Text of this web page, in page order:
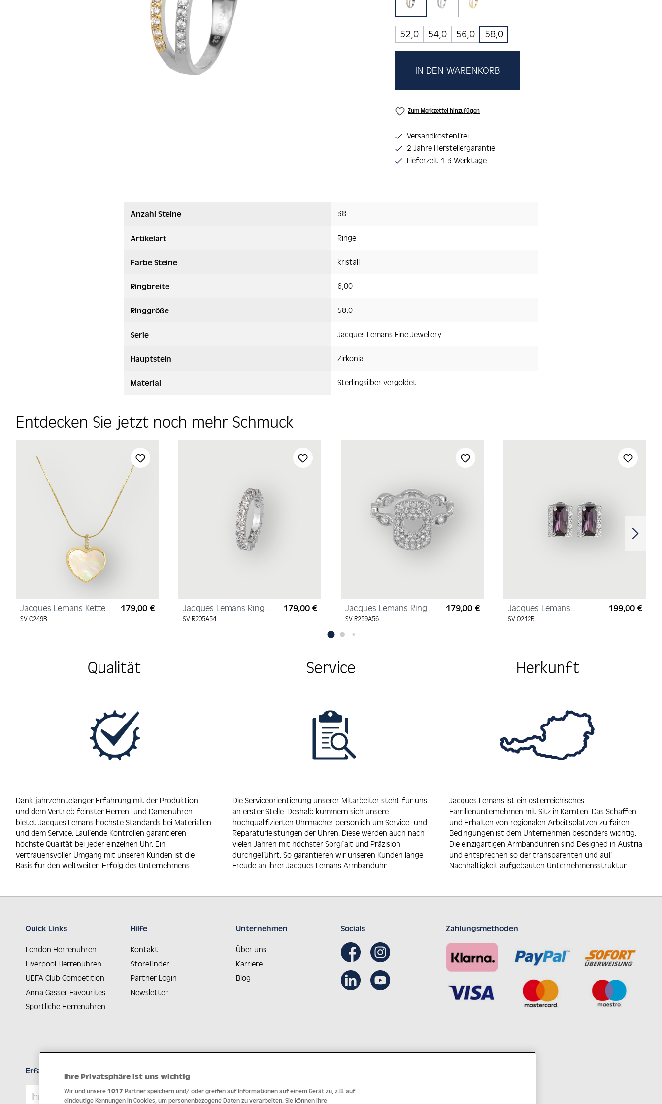
Bicolor White/Black
(Diese Option ist zurzeit nicht verfügbar.)
kristall
(Diese Option ist zurzeit nicht verfügbar.)
52,0 54,0 56,0 58,0
IN DEN WARENKORB
Zum Merkzettel hinzufügen
Versandkostenfrei
2 Jahre Herstellergarantie
Lieferzeit 1-3 Werktage
Anzahl Steine 38
Artikelart Ringe
Farbe Steine kristall
Ringbreite 6,00
Ringgröße 58,0
Serie Jacques Lemans Fine Jewellery
Hauptstein Zirkonia
Material Sterlingsilber vergoldet
Entdecken Sie jetzt noch mehr Schmuck
Jacques Lemans Kette
"Herz" Sterlingsilber
SV-C249B
Regulärer Preis:
179,00 €
Jacques Lemans Ring
Sterlingsilber mit
SV-R205A54
Regulärer Preis:
179,00 €
Jacques Lemans Ring
"Herz" Sterlingsilber mit
SV-R259A56
Regulärer Preis:
179,00 €
Jacques Lemans
Ohrstecker
SV-O212B
199,00 €
Qualität
Dank jahrzehntelanger Erfahrung mit der Produktion
und dem Vertrieb feinster Herren- und Damenuhren
bietet Jacques Lemans höchste Standards bei Materialien
und dem Service. Laufende Kontrollen garantieren
höchste Qualität bei jeder einzelnen Uhr. Ein
vertrauensvoller Umgang mit unseren Kunden ist die
Basis für den weltweiten Erfolg des Unternehmens.
Service
Die Serviceorientierung unserer Mitarbeiter steht für uns
an erster Stelle. Deshalb kümmern sich unsere
hochqualifizierten Uhrmacher persönlich um Service- und
Reparaturleistungen der Uhren. Diese werden auch nach
vielen Jahren mit höchster Sorgfalt und Präzision
durchgeführt. So garantieren wir unseren Kunden lange
Freude an ihrer Jacques Lemans Armbanduhr.
Herkunft
Jacques Lemans ist ein österreichisches
Familienunternehmen mit Sitz in Kärnten. Das Schaffen
und Erhalten von regionalen Arbeitsplätzen zu fairen
Bedingungen ist dem Unternehmen besonders wichtig.
Die einzigartigen Armbanduhren sind Designed in Austria
und entsprechen so der transparenten und auf
Nachhaltigkeit aufgebauten Unternehmensstruktur.
Quick Links
London Herrenuhren
Liverpool Herrenuhren
UEFA Club Competition
Anna Gasser Favourites
Sportliche Herrenuhren
Hilfe
Kontakt
Storefinder
Partner Login
Newsletter
Unternehmen
Über uns
Karriere
Blog
Socials Zahlungsmethoden
Erfahren Sie Neuheiten als Erstes
Ihre Privatsphäre ist uns wichtig
Wir und unsere 1017 Partner speichern und/ oder greifen auf Informationen auf einem Gerät zu, z.B. auf
eindeutige Kennungen in Cookies, um personenbezogene Daten zu verarbeiten. Sie können Ihre